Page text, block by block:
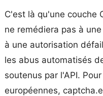
C'est là qu'une couche
ne remédiera pas à
à une autorisation
les abus automatisés
soutenus par l'API.
européennes,